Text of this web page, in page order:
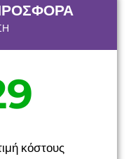
κόστους